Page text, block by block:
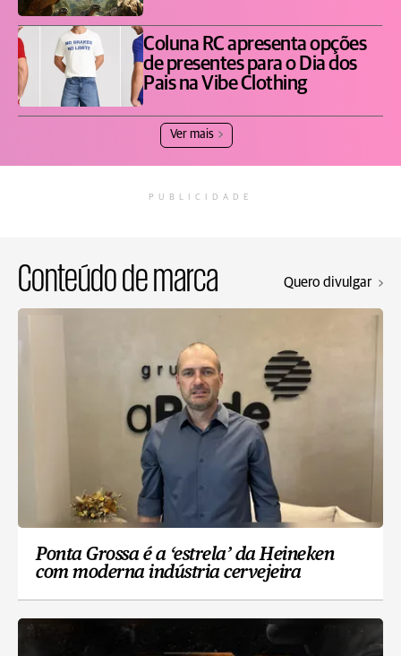
Coluna RC apresenta opções
de presentes para o Dia dos
Pais na Vibe Clothing
Ver mais
PUBLICIDADE
Conteúdo de marca Quero divulgar
Ponta Grossa é a ‘estrela’ da Heineken
com moderna indústria cervejeira